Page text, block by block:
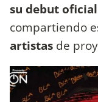
su debut oficial
compartiendo
artistas de